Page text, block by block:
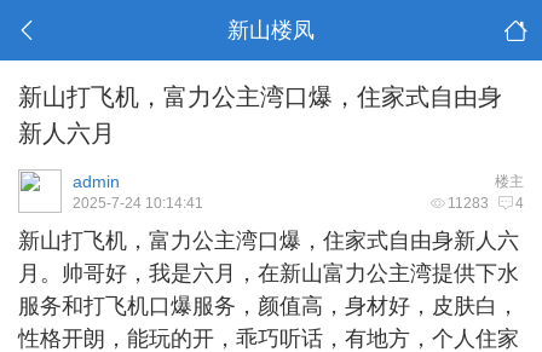
新山楼凤
新山打飞机，富力公主湾口爆，住家式自由身
新人六月
楼主
admin
11283 4
2025-7-24 10:14:41
新山打飞机 ，富力公主湾口爆，住家式自由身新人六
月。帅哥好，我是六月，在新山富力公主湾提供下水
服务和打飞机口爆服务，颜值高，身材好，皮肤白，
性格开朗，能玩的开，乖巧听话，有地方，个人住家